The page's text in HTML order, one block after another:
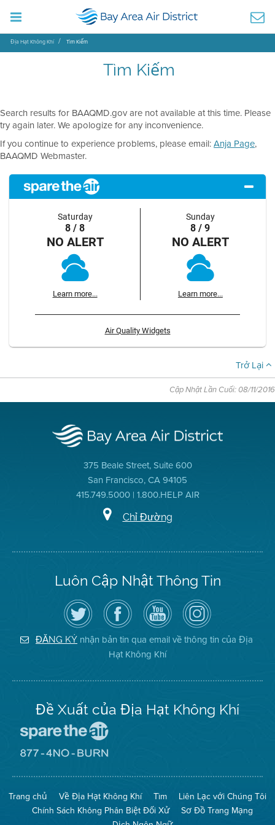
Địa Hạt Không Khí Tìm Kiếm
Tìm Kiếm
Search results for BAAQMD.gov are not available at this time. Please
try again later. We apologize for any inconvenience.
If you continue to experience problems, please email:Anja Page,
BAAQMD Webmaster.
Saturday
8 / 8
NO ALERT
Learn more...
Sunday
8 / 9
NO ALERT
Learn more...
Air Quality Widgets
Trở Lại
Cập Nhật Lần Cuối: 08/11/2016
375 Beale Street, Suite 600
San Francisco, CA 94105
415.749.5000 | 1.800.HELP AIR
Chỉ Đường
Luôn Cập Nhật Thông Tin
Hãy
theo
dõi
Địa
Hạt
Không
Truy
cập
Trang
Facebook
của
Địa
Hạt
Kênh
YouTube
của
Địa
Hạt
Không
Khí
Air
District
on
Instagram
ĐĂNG KÝ nhận bản tin qua email về thông tin của Địa
Hạt Không Khí
Đề Xuất của Địa Hạt Không Khí
The
(Bảo
Toàn
Không
Khí)
Mạng
No
Burn
(Không
Đốt)
Trang chủ Về Địa Hạt Không Khí Tìm
Liên Lạc với Chúng Tôi
Chính Sách Không Phân Biệt Đối Xử
Sơ Đồ Trang Mạng